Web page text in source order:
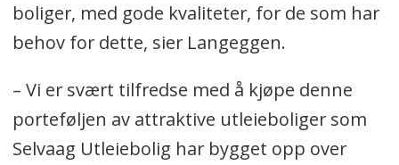
boliger, med gode kvaliteter, for de som har
behov for dette, sier Langeggen.
– Vi er svært tilfredse med å kjøpe denne
porteføljen av attraktive utleieboliger som
Selvaag Utleiebolig har bygget opp over